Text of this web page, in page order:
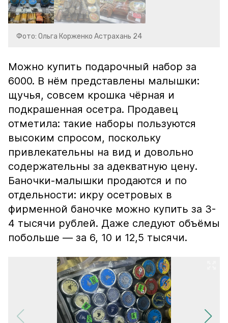
Фото: Ольга Корженко Астрахань 24
Можно купить подарочный набор за
6000. В нём представлены малышки:
щучья, совсем крошка чёрная и
подкрашенная осетра. Продавец
отметила: такие наборы пользуются
высоким спросом, поскольку
привлекательны на вид и довольно
содержательны за адекватную цену.
Баночки-малышки продаются и по
отдельности: икру осетровых в
фирменной баночке можно купить за 3-
4 тысячи рублей. Даже следуют объёмы
побольше — за 6, 10 и 12,5 тысячи.